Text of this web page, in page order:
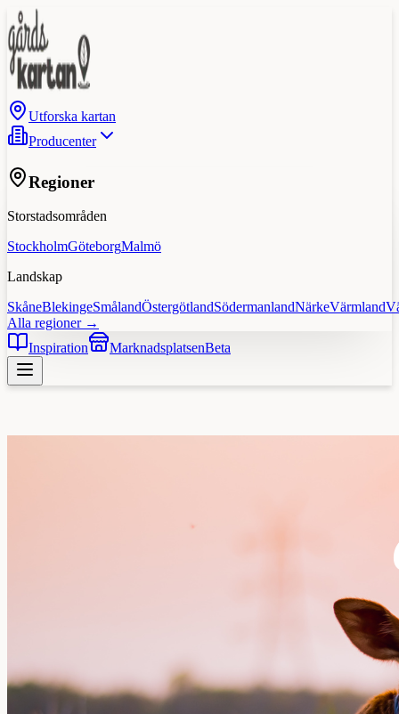
Utforska kartan
Producenter
Regioner
Storstadsområden
StockholmGöteborgMalmö
Landskap
SkåneBlekingeSmålandÖstergötlandSödermanlandNärkeVärmland
Alla regioner →
Inspiration
MarknadsplatsenBeta